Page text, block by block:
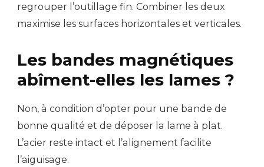
regrouper l’outillage fin. Combiner les deux
maximise les surfaces horizontales et verticales.
Les bandes magnétiques
abîment-elles les lames ?
Non, à condition d’opter pour une bande de
bonne qualité et de déposer la lame à plat.
L’acier reste intact et l’alignement facilite
l’aiguisage.